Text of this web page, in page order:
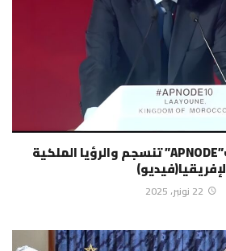
ولد الرشيد:مخرجات”APNODE” تنسجم والرؤيا الملكية
لإفريقيا(فيديو)
22 نونبر، 2025